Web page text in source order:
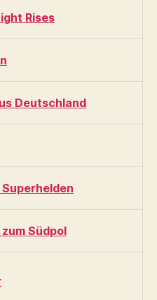
Rises
Deutschland
Südpol